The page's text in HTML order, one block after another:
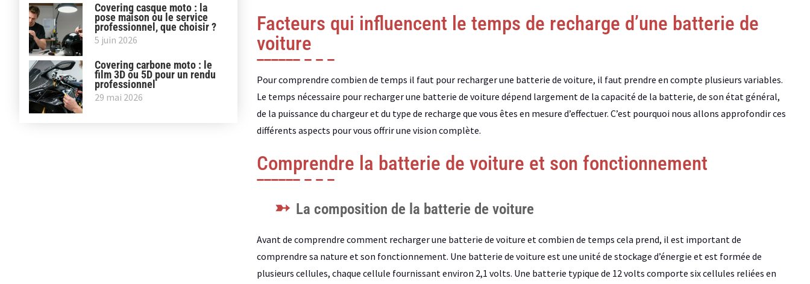
Covering casque moto : la
pose maison ou le service
professionnel, que choisir ?
5 juin 2026
Covering carbone moto : le
film 3D ou 5D pour un rendu
professionnel
29 mai 2026
Facteurs qui influencent le temps de recharge d’une batterie de
voiture
Pour comprendre combien de temps il faut pour recharger une batterie de voiture, il faut prendre en compte plusieurs variables.
Le temps nécessaire pour recharger une batterie de voiture dépend largement de la capacité de la batterie, de son état général,
de la puissance du chargeur et du type de recharge que vous êtes en mesure d’effectuer. C’est pourquoi nous allons approfondir ces
différents aspects pour vous offrir une vision complète.
Comprendre la batterie de voiture et son fonctionnement
La composition de la batterie de voiture
Avant de comprendre comment recharger une batterie de voiture et combien de temps cela prend, il est important de
comprendre sa nature et son fonctionnement. Une batterie de voiture est une unité de stockage d’énergie et est formée de
plusieurs cellules, chaque cellule fournissant environ 2,1 volts. Une batterie typique de 12 volts comporte six cellules reliées en